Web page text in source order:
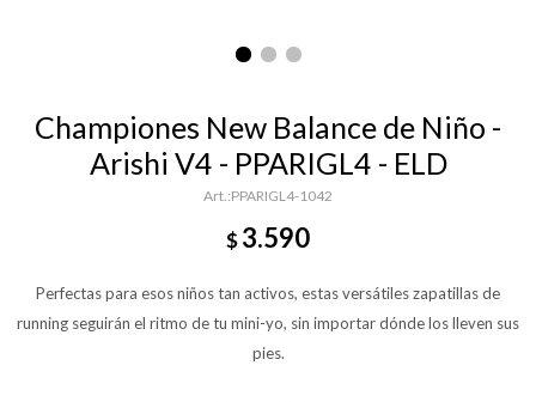
Championes New Balance de Niño -
Arishi V4 - PPARIGL4 - ELD
PPARIGL4-1042
$3.590
Perfectas para esos niños tan activos, estas versátiles zapatillas de
running seguirán el ritmo de tu mini-yo, sin importar dónde los lleven sus
pies.